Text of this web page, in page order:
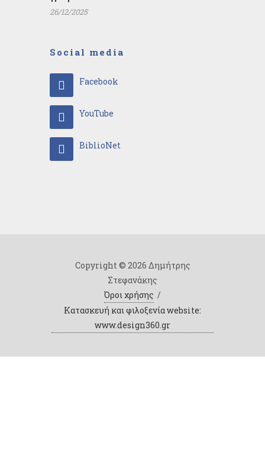
26/12/2025
Social media
Facebook
YouTube
BiblioNet
Copyright © 2026 Δημήτρης
Στεφανάκης
Όροι χρήσης /
Κατασκευή και φιλοξενία website:
www.design360.gr